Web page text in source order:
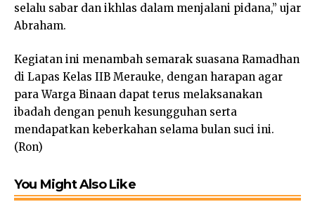
selalu sabar dan ikhlas dalam menjalani pidana,” ujar
Abraham.
Kegiatan ini menambah semarak suasana Ramadhan
di Lapas Kelas IIB Merauke, dengan harapan agar
para Warga Binaan dapat terus melaksanakan
ibadah dengan penuh kesungguhan serta
mendapatkan keberkahan selama bulan suci ini.
(Ron)
You Might Also Like